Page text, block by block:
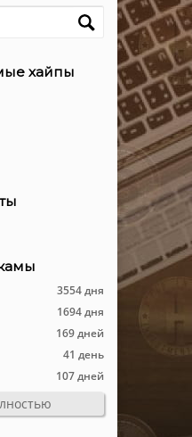
хайпы
3554 дня
1694 дня
169 дней
41 день
107 дней